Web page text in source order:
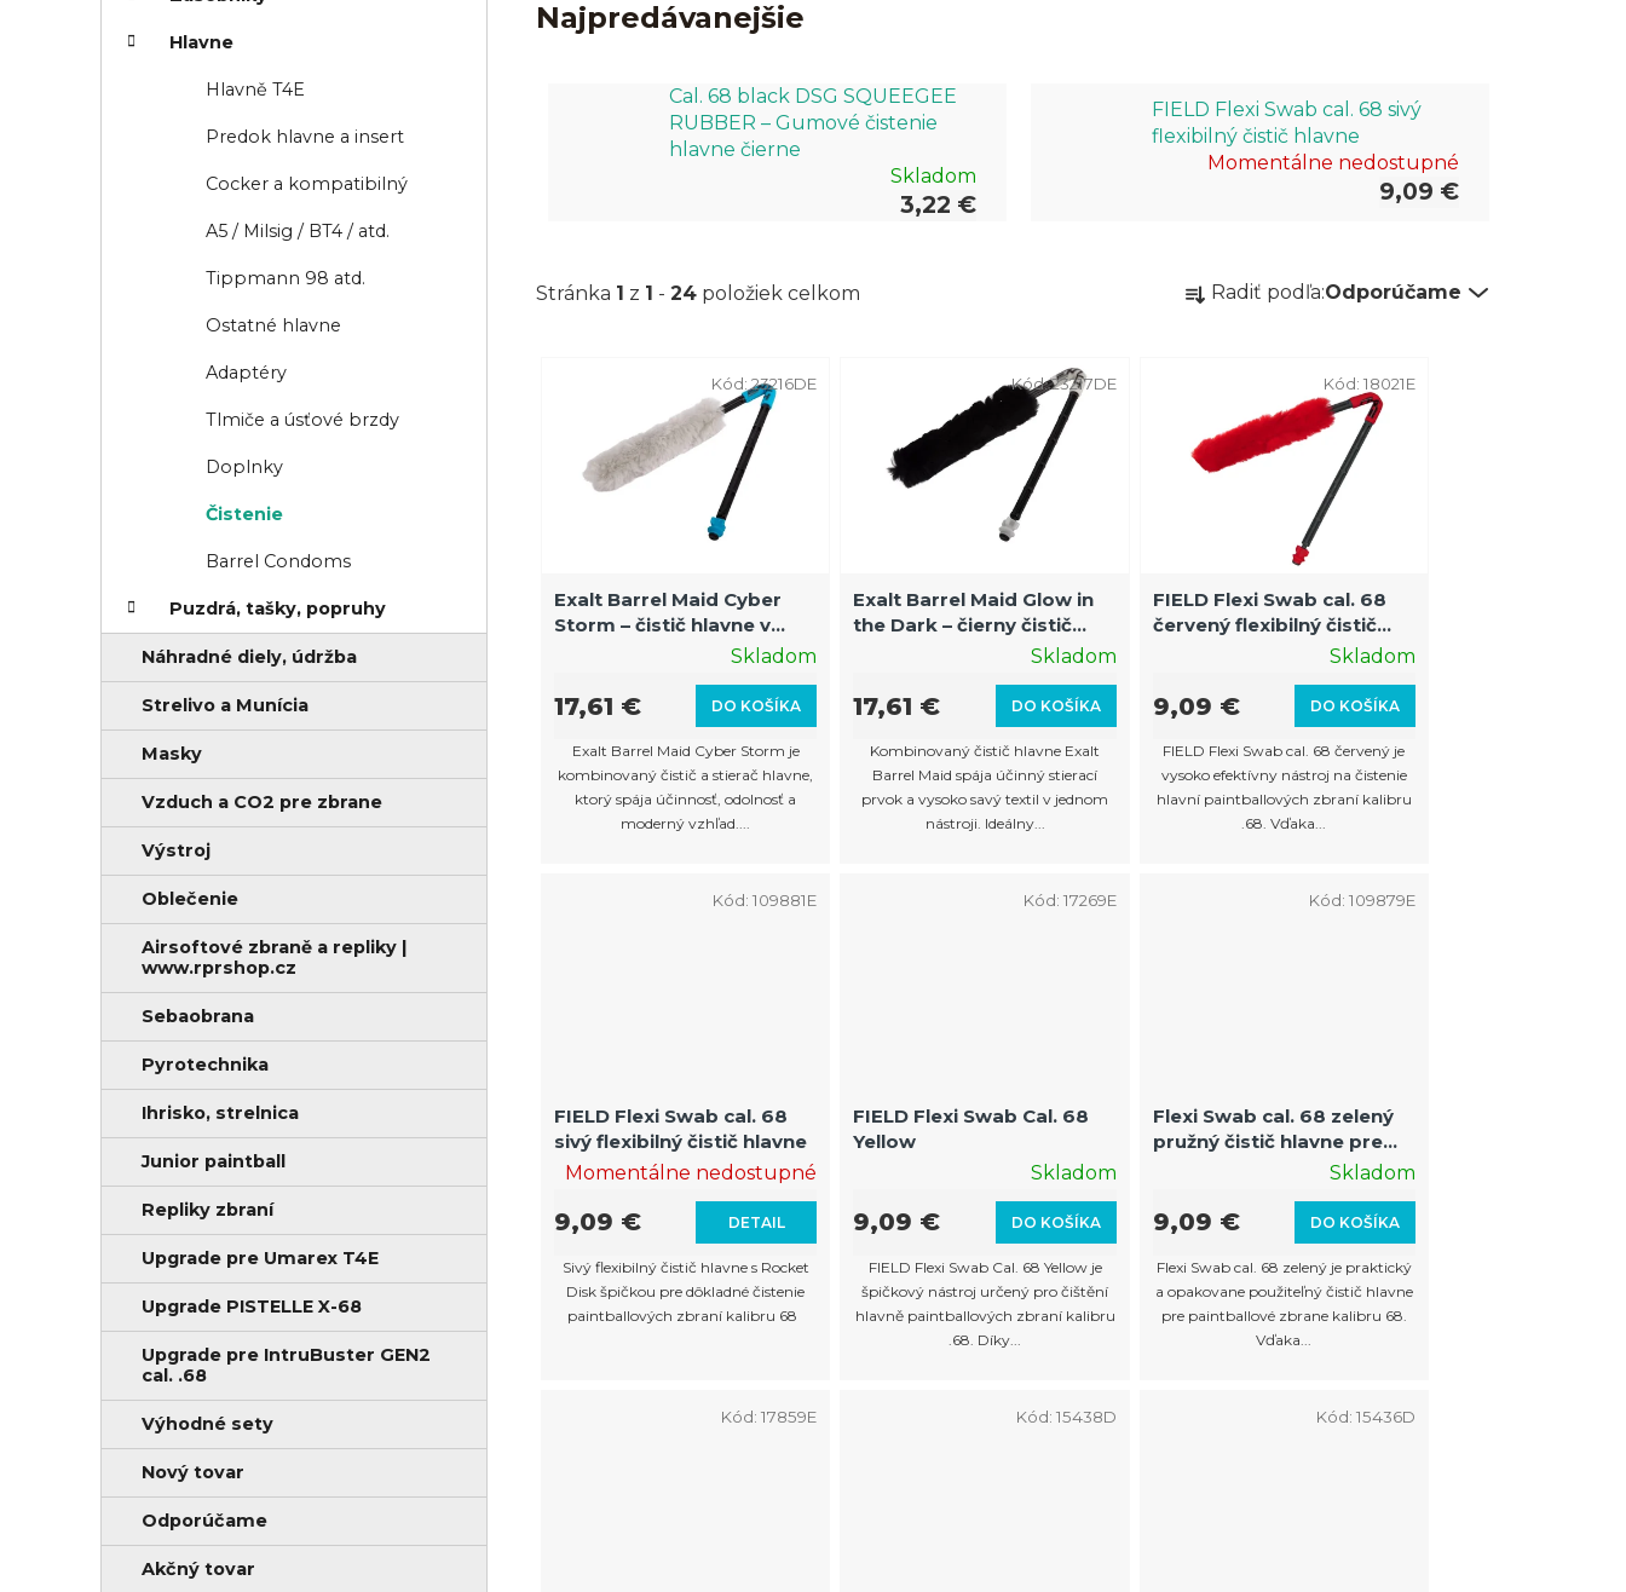
Hlavne
Hlavně T4E
Predok hlavne a insert
Cocker a kompatibilný
A5 / Milsig / BT4 / atd.
Tippmann 98 atd.
Ostatné hlavne
Adaptéry
Tlmiče a úsťové brzdy
Doplnky
Čistenie
Barrel Condoms
Puzdrá, tašky, popruhy
Náhradné diely, údržba
Strelivo a Munícia
Masky
Vzduch a CO2 pre zbrane
Výstroj
Oblečenie
Airsoftové zbraně a repliky |
www.rprshop.cz
Sebaobrana
Pyrotechnika
Ihrisko, strelnica
Junior paintball
Repliky zbraní
Upgrade pre Umarex T4E
Upgrade PISTELLE X-68
Upgrade pre IntruBuster GEN2
cal. .68
Výhodné sety
Nový tovar
Odporúčame
Akčný tovar
Najpredávanejšie
Cal. 68 black DSG SQUEEGEE
RUBBER – Gumové čistenie
hlavne čierne
Skladom
3,22 €
FIELD Flexi Swab cal. 68 sivý
flexibilný čistič hlavne
Momentálne nedostupné
9,09 €
Stránka 1 z 1 - 24 položiek celkom
R
a
i
o
u
t
o
Radiť podľa:Odporúčame
u
Exalt Barrel Maid Cyber
Storm – čistič hlavne v
bielo-čiernom/modráSkladom
DO KOŠÍKA
17,61 €
Exalt Barrel Maid Cyber Storm je
kombinovaný čistič a stierač hlavne,
ktorý spája účinnosť, odolnosť a
moderný vzhľad....
Kód:23216DE
Exalt Barrel Maid Glow in
the Dark – čierny čistič
hlavne so svietiacouSkladom
DO KOŠÍKA
17,61 €
Kombinovaný čistič hlavne Exalt
Barrel Maid spája účinný stierací
prvok a vysoko savý textil v jednom
nástroji. Ideálny...
Kód:23217DE
FIELD Flexi Swab cal. 68
červený flexibilný čistič
Skladom
DO KOŠÍKA
9,09 €
FIELD Flexi Swab cal. 68 červený je
vysoko efektívny nástroj na čistenie
hlavní paintballových zbraní kalibru
.68. Vďaka...
Kód:18021E
FIELD Flexi Swab cal. 68
sivý flexibilný čistič hlavne
Momentálne nedostupné
DETAIL
9,09 €
Sivý flexibilný čistič hlavne s Rocket
Disk špičkou pre dôkladné čistenie
paintballových zbraní kalibru 68
Kód:109881E
FIELD Flexi Swab Cal. 68
Yellow
Skladom
DO KOŠÍKA
9,09 €
FIELD Flexi Swab Cal. 68 Yellow je
špičkový nástroj určený pro čištění
hlavně paintballových zbraní kalibru
.68. Díky...
Kód: 17269E
Flexi Swab cal. 68 zelený
pružný čistič hlavne pre
paintballové zbraneSkladom
DO KOŠÍKA
9,09 €
Flexi Swab cal. 68 zelený je praktický
a opakovane použiteľný čistič hlavne
pre paintballové zbrane kalibru 68.
Vďaka...
Kód:109879E
Kód:17859E Kód: 15438D Kód:15436D